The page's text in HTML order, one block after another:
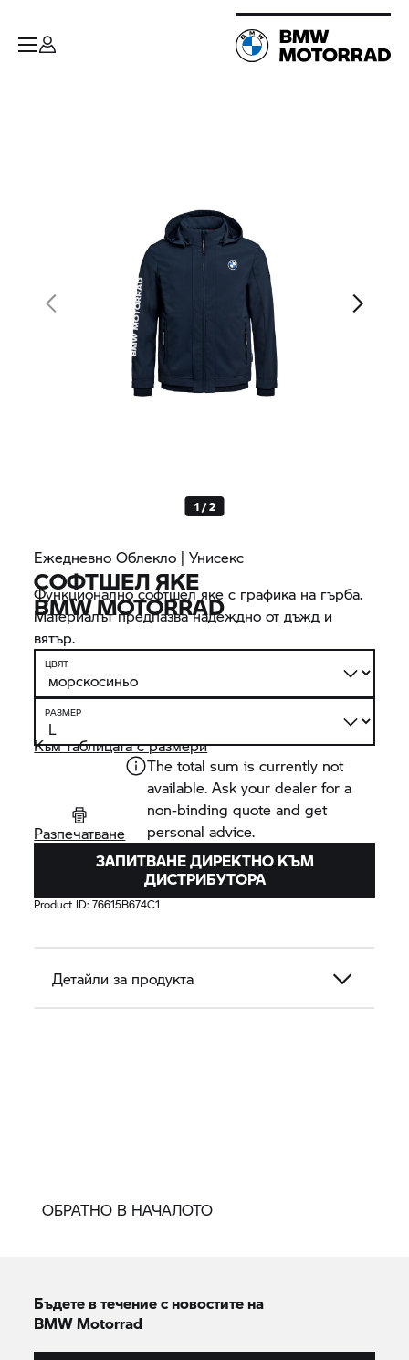
1 / 2
Ежедневно Облекло | Унисекс
СОФТШЕЛ ЯКЕ
BMW MOTORRAD
Функционално софтшел яке с графика на гърба.
Материалът предпазва надеждно от дъжд и
вятър.
ЦВЯТ
РАЗМЕР
Към таблицата с размери
Разпечатване
The total sum is currently not
available. Ask your dealer for a
non-binding quote and get
personal advice.
ЗАПИТВАНЕ ДИРЕКТНО КЪМ
ДИСТРИБУТОРА
Product ID:76615B674C1
Детайли за продукта
ОБРАТНО В НАЧАЛОТО
Бъдете в течение с новостите на
BMW Motorrad